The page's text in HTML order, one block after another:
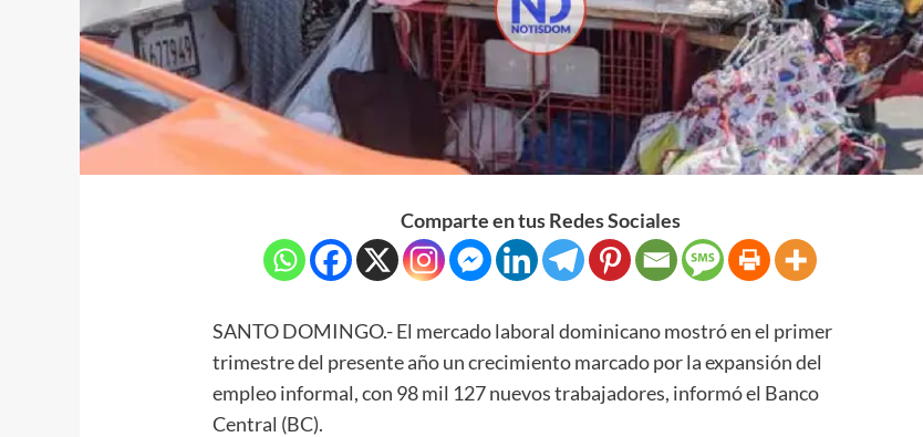
Comparte en tus Redes Sociales
SANTO DOMINGO.- El mercado laboral dominicano mostró en el primer
trimestre del presente año un crecimiento marcado por la expansión del
empleo informal, con 98 mil 127 nuevos trabajadores, informó el Banco
Central (BC).